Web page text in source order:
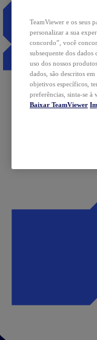
TeamViewer e os seus
personalizar a sua
concordo”, você
subsequente dos
uso dos nossos
dados, são descritos em
objetivos específicos,
preferências, sinta-se à
Baixar TeamViewer